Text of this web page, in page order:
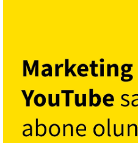
Etkinlikler
Söyleşiler
Kariyer